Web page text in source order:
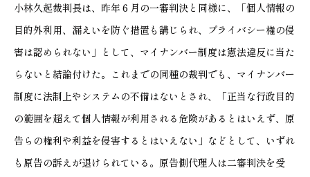
小林久起裁判長は、昨年６月の一審判決と同様に、「個人情報の
目的外利用、漏えいを防ぐ措置も講じられ、プライバシー権の侵
害は認められない」として、マイナンバー制度は憲法違反に当た
らないと結論付けた。これまでの同種の裁判でも、マイナンバー
制度に法制上やシステムの不備はないとされ、「正当な行政目的
の範囲を超えて個人情報が利用される危険があるとはいえず、原
告らの権利や利益を侵害するとはいえない」などとして、いずれ
も原告の訴えが退けられている。原告側代理人は二審判決を受